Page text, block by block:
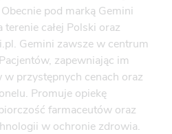
pod marką Gemini
całej Polski oraz
Gemini zawsze w centrum
zapewniając im
przystępnych cenach oraz
Promuje opiekę
farmaceutów oraz
w ochronie zdrowia.